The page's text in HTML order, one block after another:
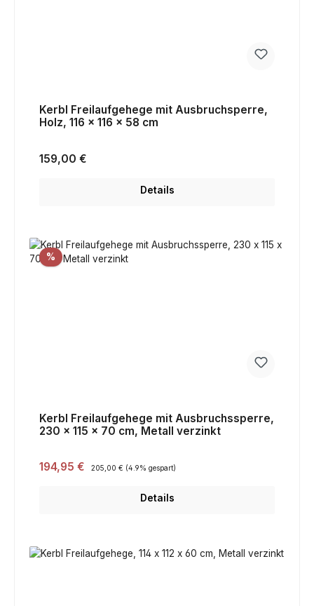
Kerbl Freilaufgehege mit Ausbruchsperre,
Holz, 116 x 116 x 58 cm
Regulärer Preis:
159,00 €
Details
%Rabatt
Kerbl Freilaufgehege mit Ausbruchssperre,
230 x 115 x 70 cm, Metall verzinkt
Verkaufspreis:
194,95 € Regulärer Preis:
205,00 € (4.9% gespart)
Details